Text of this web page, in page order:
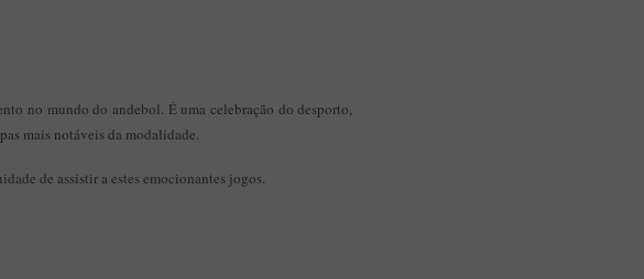
no mundo do andebol. É uma celebração do desporto,
mais notáveis da modalidade.
de assistir a estes emocionantes jogos.